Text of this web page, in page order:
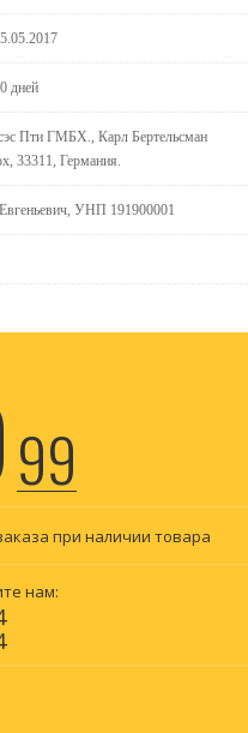
дней
Пти ГМБХ., Карл Бертельсман
33311, Германия.
УНП 191900001
99
при наличии товара
нам: